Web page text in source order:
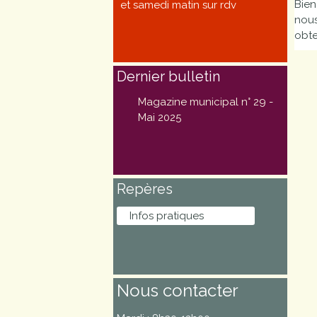
Réglementation
Démarches
Rhône
Médiathèque
et samedi matin sur rdv
Dernier bulletin
Magazine municipal n° 29 -
Mai 2025
Repères
Infos pratiques
Nous contacter